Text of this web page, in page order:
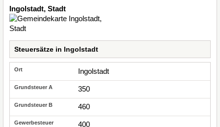
Ingolstadt, Stadt
Steuersätze in Ingolstadt
Ingolstadt
350
460
400